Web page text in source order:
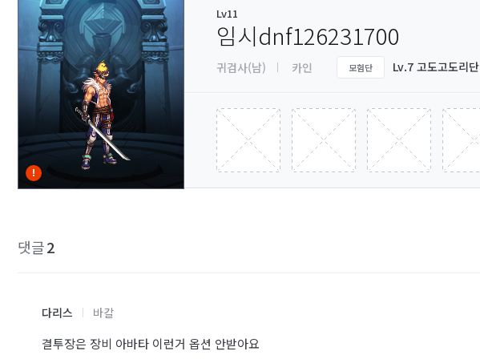
Lv11
임시dnf126231700
귀검사(남) 카인 모험단 Lv.7 고도고도리단
댓글2
다리스 바칼
결투장은 장비 아바타 이런거 옵션 안받아요